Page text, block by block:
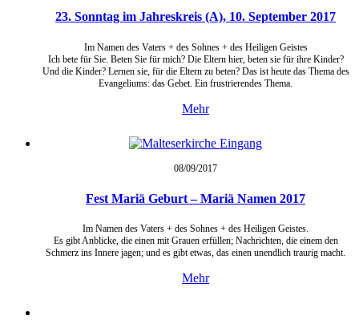
23. Sonntag im Jahreskreis (A), 10. September 2017
Im Namen des Vaters + des Sohnes + des Heiligen Geistes
Ich bete für Sie. Beten Sie für mich? Die Eltern hier, beten sie für ihre Kinder?
Und die Kinder? Lernen sie, für die Eltern zu beten? Das ist heute das Thema des
Evangeliums: das Gebet. Ein frustrierendes Thema.
Mehr
08/09/2017
Fest Mariä Geburt – Mariä Namen 2017
Im Namen des Vaters + des Sohnes + des Heiligen Geistes.
Es gibt Anblicke, die einen mit Grauen erfüllen; Nachrichten, die einem den
Schmerz ins Innere jagen; und es gibt etwas, das einen unendlich traurig macht.
Mehr